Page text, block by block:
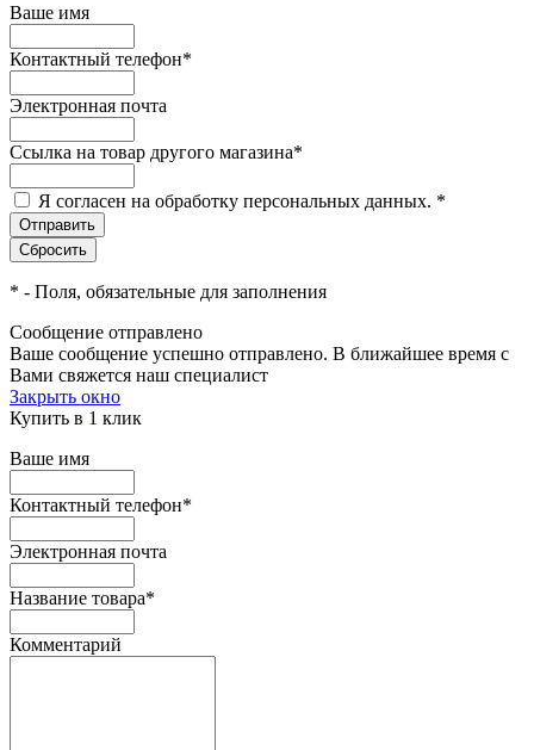
Ваше имя
Контактный телефон*
Электронная почта
Ссылка на товар другого магазина*
Я согласен на обработку персональных данных. *
* - Поля, обязательные для заполнения
Сообщение отправлено
Ваше сообщение успешно отправлено. В ближайшее время с
Вами свяжется наш специалист
Закрыть окно
Купить в 1 клик
Ваше имя
Контактный телефон*
Электронная почта
Название товара*
Комментарий